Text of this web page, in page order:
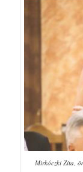
Mirkóczki Zita,